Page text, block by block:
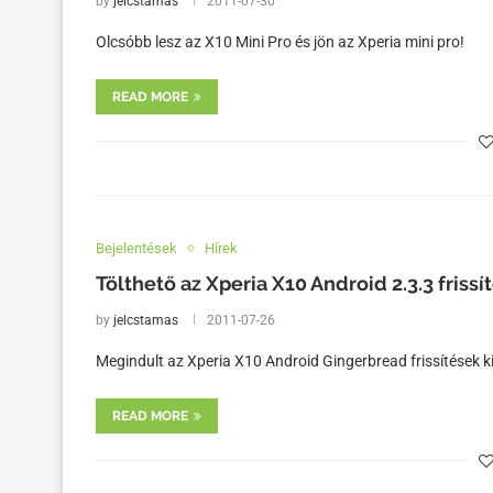
Olcsóbb lesz az X10 Mini Pro és jön az Xperia mini pro!
READ MORE
Bejelentések Hírek
Tölthető az Xperia X10 Android 2.3.3
by jelcstamas 2011-07-26
Megindult az Xperia X10 Android Gingerbread frissítések
READ MORE